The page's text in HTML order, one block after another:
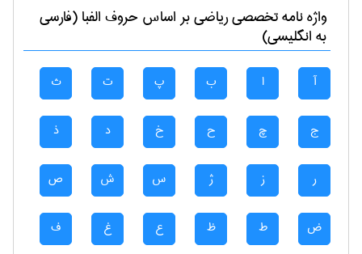
واژه نامه تخصصیرياضیبر اساس حروف الفبا (فارسی
به انگلیسی)
آ ا ب پ ت ث
ج چ ح خ د ذ
ر ز ژ س ش ص
ض ط ظ ع غ ف